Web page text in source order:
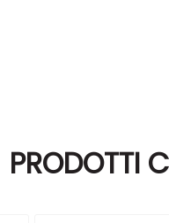
PRODOTTI